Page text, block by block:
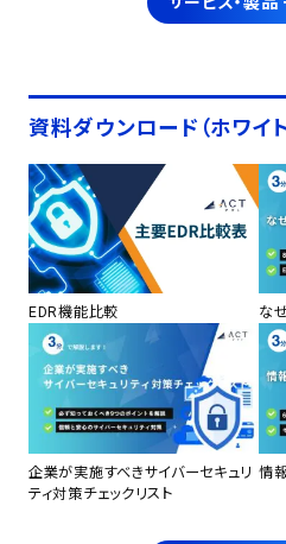
資料ダウンロード（ホワイ
EDR機能比較 な
企業が実施すべきサイバーセキュリ
ティ対策チェックリスト
情